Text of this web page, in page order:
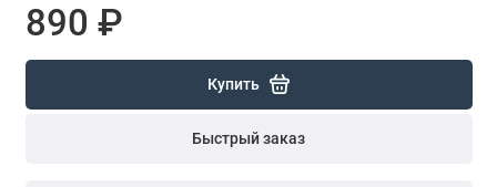
890 ₽
Купить
Быстрый заказ